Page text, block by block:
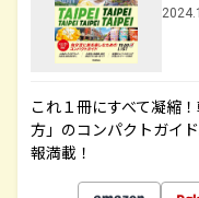
これ１冊にすべて凝縮
方」のコンパクトガイ
報満載！